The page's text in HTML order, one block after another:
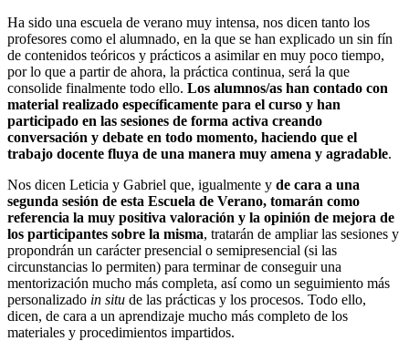
Ha sido una escuela de verano muy intensa, nos dicen tanto los
profesores como el alumnado, en la que se han explicado un sin fín
de contenidos teóricos y prácticos a asimilar en muy poco tiempo,
por lo que a partir de ahora, la práctica continua, será la que
consolide finalmente todo ello. Los alumnos/as han contado con
material realizado específicamente para el curso y han
participado en las sesiones de forma activa creando
conversación y debate en todo momento, haciendo que el
trabajo docente fluya de una manera muy amena y agradable.
Nos dicen Leticia y Gabriel que, igualmente y de cara a una
segunda sesión de esta Escuela de Verano, tomarán como
referencia la muy positiva valoración y la opinión de mejora de
los participantes sobre la misma, tratarán de ampliar las sesiones y
propondrán un carácter presencial o semipresencial (si las
circunstancias lo permiten) para terminar de conseguir una
mentorización mucho más completa, así como un seguimiento más
personalizado in situ de las prácticas y los procesos. Todo ello,
dicen, de cara a un aprendizaje mucho más completo de los
materiales y procedimientos impartidos.